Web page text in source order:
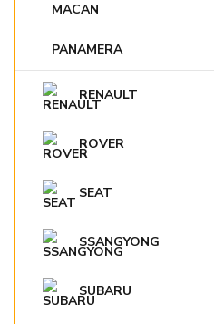
MACAN
PANAMERA
RENAULT
ROVER
SEAT
SSANGYONG
SUBARU